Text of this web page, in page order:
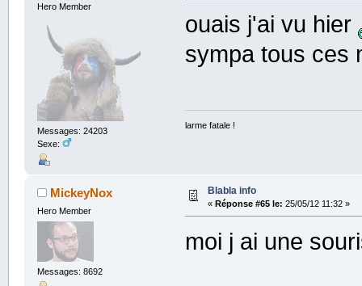
Hero Member
Messages: 24203
Sexe:
ouais j'ai vu hier
sympa tous ces
larme fatale !
MickeyNox
Hero Member
Messages: 8692
Blabla info
« Réponse #65 le: 25/05/12 11:32 »
moi j ai une